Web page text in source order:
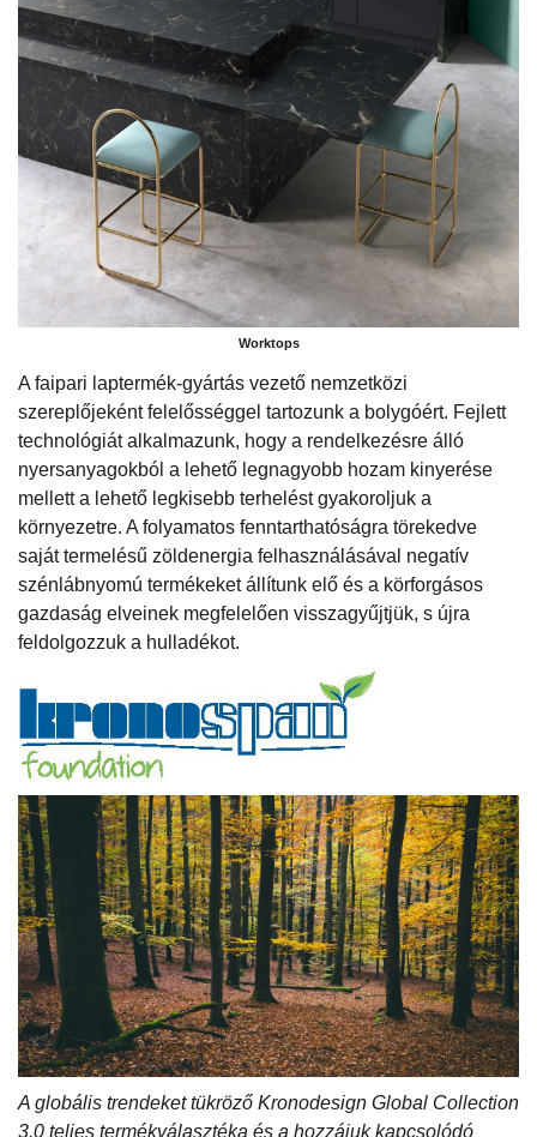
Worktops
A faipari laptermék-gyártás vezető nemzetközi
szereplőjeként felelősséggel tartozunk a bolygóért. Fejlett
technológiát alkalmazunk, hogy a rendelkezésre álló
nyersanyagokból a lehető legnagyobb hozam kinyerése
mellett a lehető legkisebb terhelést gyakoroljuk a
környezetre. A folyamatos fenntarthatóságra törekedve
saját termelésű zöldenergia felhasználásával negatív
szénlábnyomú termékeket állítunk elő és a körforgásos
gazdaság elveinek megfelelően visszagyűjtjük, s újra
feldolgozzuk a hulladékot.
A globális trendeket tükröző Kronodesign Global Collection
3.0 teljes termékválasztéka és a hozzájuk kapcsolódó